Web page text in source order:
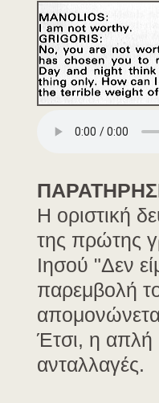
Η οριστική
της πρώτης
Ιησού "Δεν
παρεμβολή
Έτσι, η απλή
ανταλλαγές.